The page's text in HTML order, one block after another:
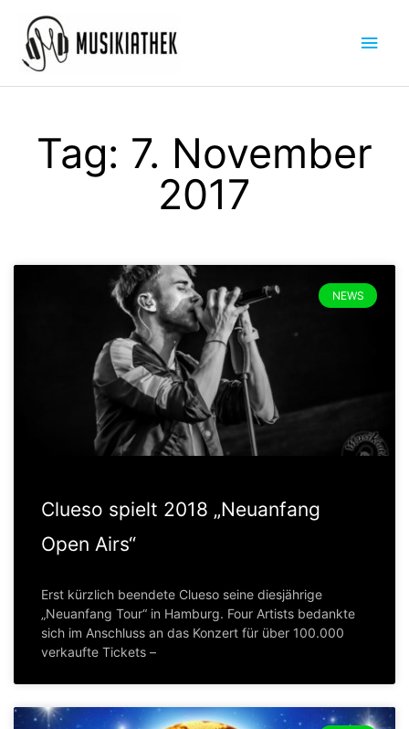
Inhalt
springen
Tag: 7. November
2017
NEWS
Clueso spielt 2018 „Neuanfang
Open Airs“
Erst kürzlich beendete Clueso seine diesjährige
„Neuanfang Tour“ in Hamburg. Four Artists bedankte
sich im Anschluss an das Konzert für über 100.000
verkaufte Tickets –